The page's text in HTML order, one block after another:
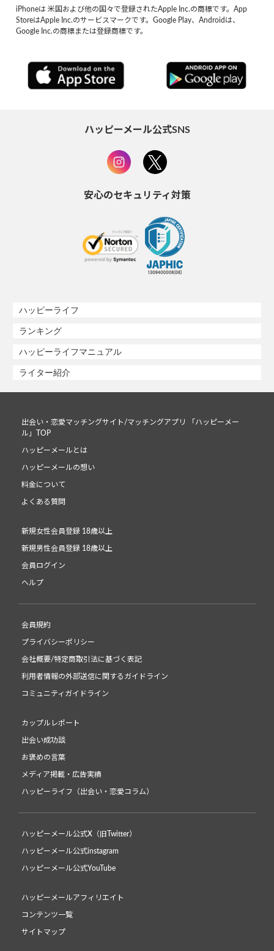
iPhoneは 米国および他の国々で登録されたApple Inc.の商標です。App
StoreはApple Inc.のサービスマークです。Google Play、Androidは、
Google Inc.の商標または登録商標です。
ハッピーメール公式SNS
安心のセキュリティ対策
ハッピーライフ
ランキング
ハッピーライフマニュアル
ライター紹介
出会い・恋愛マッチングサイト/マッチングアプリ 「ハッピーメー
ル」TOP
ハッピーメールとは
ハッピーメールの想い
料金について
よくある質問
新規女性会員登録 18歳以上
新規男性会員登録 18歳以上
会員ログイン
ヘルプ
会員規約
プライバシーポリシー
会社概要/特定商取引法に基づく表記
利用者情報の外部送信に関するガイドライン
コミュニティガイドライン
カップルレポート
出会い成功談
お褒めの言葉
メディア掲載・広告実績
ハッピーライフ（出会い・恋愛コラム）
ハッピーメール公式X（旧Twitter）
ハッピーメール公式instagram
ハッピーメール公式YouTube
ハッピーメールアフィリエイト
コンテンツ一覧
サイトマップ